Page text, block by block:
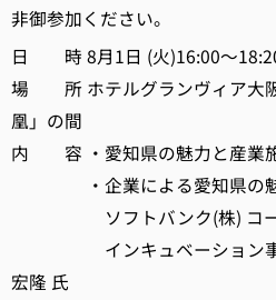
非御参加ください。
日 時 8月1日 (火)16:00～
場 所 ホテルグランヴィア大
凰」の間
内 容 ・愛知県の魅力と産業
・企業による愛知県の魅
ソフトバンク(株) コー
インキュベーション事業
宏隆 氏